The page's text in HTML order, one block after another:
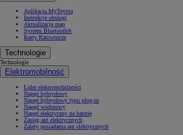
Aplikacja MyToyota
Instrukcje obsługi
Aktualizacja map
System Bluetooth®
Karty Ratownicze
Technologie
Technologie
Elektromobilność
Lider elektromobilności
Napęd hybrydowy
Napęd hybrydowy typu plug-in
Napęd wodorowy
Napęd elektryczny na baterię
Zasięg aut elektrycznych
Zalety posiadania aut elektrycznych